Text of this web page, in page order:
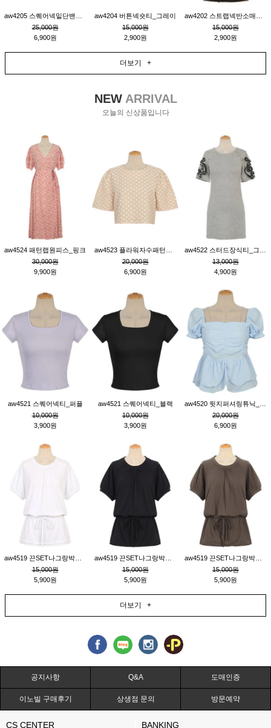
25,000원
6,900원
aw4204 버튼넥숏티_그레이
15,000원
2,900원
15,000원
2,900원
더보기 +
NEWARRIVAL
오늘의 신상품입니다
aw4524 패턴랩원피스_핑크
30,000원
9,900원
20,000원
6,900원
13,000원
4,900원
aw4521 스퀘어넥티_퍼플
10,000원
3,900원
aw4521 스퀘어넥티_블랙
10,000원
3,900원
20,000원
6,900원
15,000원
5,900원
15,000원
5,900원
15,000원
5,900원
더보기 +
공지사항 Q&A 도매인증
이노빌 구매후기 상생점 문의 방문예약
CS CENTER BANKING